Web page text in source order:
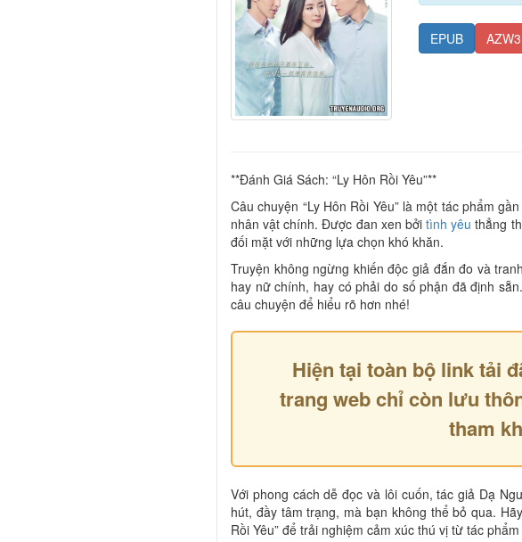
EPUB AZW3
**Đánh Giá Sách: “Ly Hôn Rồi Yêu”**
Câu chuyện “Ly Hôn Rồi Yêu” là một tác phẩm
nhân vật chính. Được đan xen bởitình yêu thẳng
đối mặt với những lựa chọn khó khăn.
Truyện không ngừng khiến độc giả đắn đo và
hay nữ chính, hay có phải do số phận đã định
câu chuyện để hiểu rõ hơn nhé!
Hiện tại toàn bộ link tải
trang web chỉ còn lưu
tham
Với phong cách dễ đọc và lôi cuốn, tác giả Dạ
hút, đầy tâm trạng, mà bạn không thể bỏ qua.
Rồi Yêu” để trải nghiệm cảm xúc thú vị từ tác phẩm